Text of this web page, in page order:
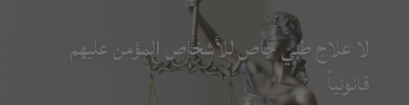
لا علاج طبي خاص للأشخاص المؤمن عليهم
قانونياً